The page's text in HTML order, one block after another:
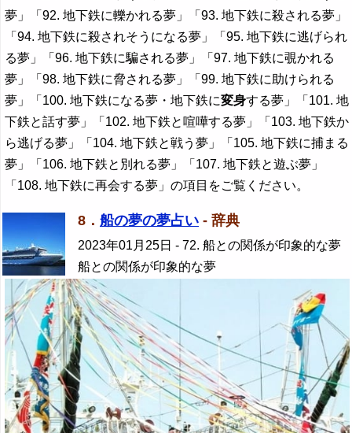
夢」「92. 地下鉄に轢かれる夢」「93. 地下鉄に殺される夢」
「94. 地下鉄に殺されそうになる夢」「95. 地下鉄に逃げられ
る夢」「96. 地下鉄に騙される夢」「97. 地下鉄に覗かれる
夢」「98. 地下鉄に脅される夢」「99. 地下鉄に助けられる
夢」「100. 地下鉄になる夢・地下鉄に変身する夢」「101. 地
下鉄と話す夢」「102. 地下鉄と喧嘩する夢」「103. 地下鉄か
ら逃げる夢」「104. 地下鉄と戦う夢」「105. 地下鉄に捕まる
夢」「106. 地下鉄と別れる夢」「107. 地下鉄と遊ぶ夢」
「108. 地下鉄に再会する夢」の項目をご覧ください。
8． 船の夢の夢占い - 辞典
2023年01月25日 - 72. 船との関係が印象的な夢
船との関係が印象的な夢